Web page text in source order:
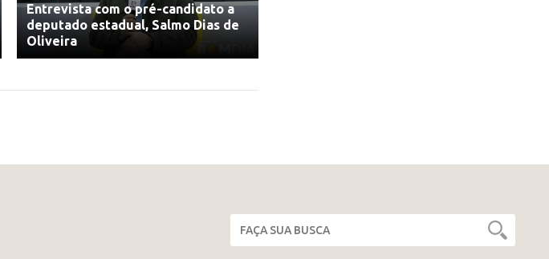
Entrevista com o pré-candidato a
deputado estadual, Salmo Dias de
Oliveira